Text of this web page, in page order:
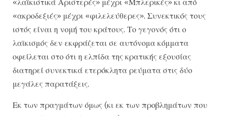
«λαϊκιστικά Αριστερές» μέχρι «Μπλερικές» κι από
«ακροδεξιές» μέχρι «φιλελεύθερες». Συνεκτικός τους
ιστός είναι η νομή του κράτους. Το γεγονός ότι ο
λαϊκισμός δεν εκφράζεται σε αυτόνομα κόμματα
οφείλεται στο ότι η ελπίδα της κρατικής εξουσίας
διατηρεί συνεκτικά ετερόκλητα ρεύματα στις δύο
μεγάλες παρατάξεις.
Εκ των πραγμάτων όμως (κι εκ των προβλημάτων που